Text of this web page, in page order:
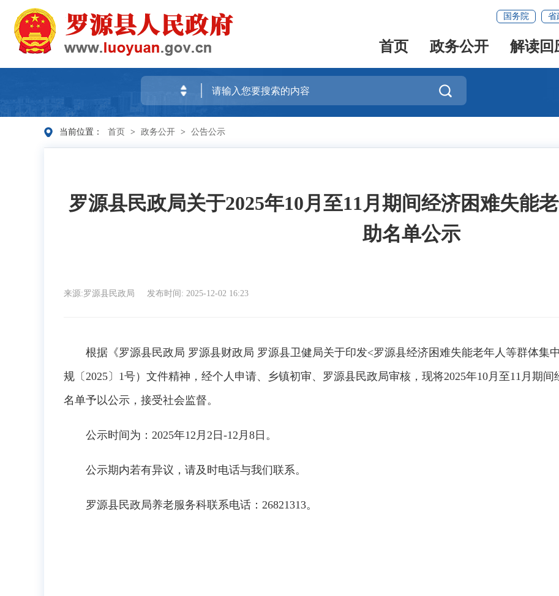
国务院 省
首页 政务公开 解读回

当前位置： 首页 > 政务公开 > 公告公示
罗源县民政局关于2025年10月至11月期间经济困难失能
助名单公示
来源:罗源县民政局 发布时间: 2025-12-02 16:23
根据《罗源县民政局 罗源县财政局 罗源县卫健局关于印发<罗源县经济困难失能老年人等群体集
规〔2025〕1号）文件精神，经个人申请、乡镇初审、罗源县民政局审核，现将2025年10月至11月期
名单予以公示，接受社会监督。
公示时间为：2025年12月2日-12月8日。
公示期内若有异议，请及时电话与我们联系。
罗源县民政局养老服务科联系电话：26821313。